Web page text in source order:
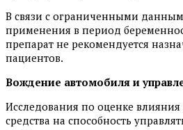
В связи с ограниченными
применения в период
препарат не рекомендуется
пациентов.
Вождение автомобиля и
Исследования по оценке
средства на способность